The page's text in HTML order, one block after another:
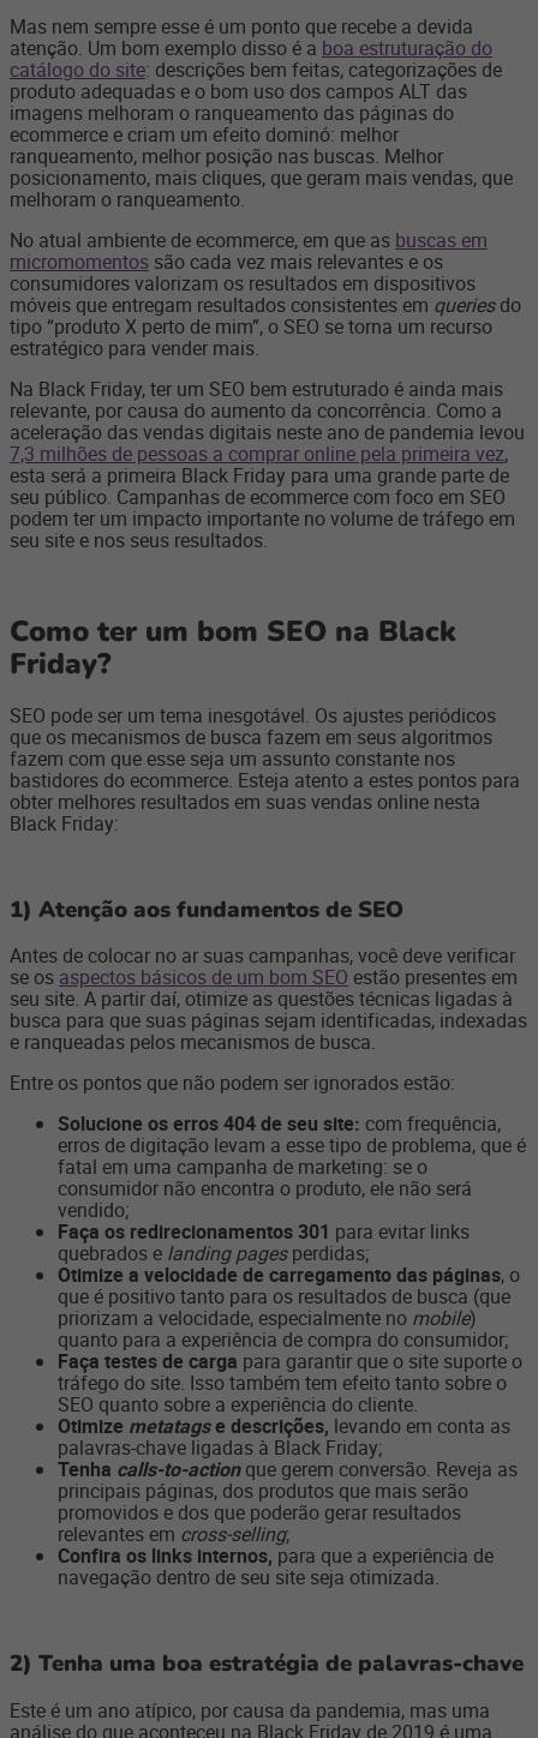
Mas nem sempre esse é um ponto que recebe a devida
atenção. Um bom exemplo disso é a boa estruturação do
catálogo do site: descrições bem feitas, categorizações de
produto adequadas e o bom uso dos campos ALT das
imagens melhoram o ranqueamento das páginas do
ecommerce e criam um efeito dominó: melhor
ranqueamento, melhor posição nas buscas. Melhor
posicionamento, mais cliques, que geram mais vendas, que
melhoram o ranqueamento.
No atual ambiente de ecommerce, em que as buscas em
micromomentos são cada vez mais relevantes e os
consumidores valorizam os resultados em dispositivos
móveis que entregam resultados consistentes em queriesdo
tipo “produto X perto de mim”, o SEO se torna um recurso
estratégico para vender mais.
Na Black Friday, ter um SEO bem estruturado é ainda mais
relevante, por causa do aumento da concorrência. Como a
aceleração das vendas digitais neste ano de pandemia levou
7,3 milhões de pessoas a comprar online pela primeira vez,
esta será a primeira Black Friday para uma grande parte de
seu público. Campanhas de ecommerce com foco em SEO
podem ter um impacto importante no volume de tráfego em
seu site e nos seus resultados.
Como ter um bom SEO na Black
Friday?
SEO pode ser um tema inesgotável. Os ajustes periódicos
que os mecanismos de busca fazem em seus algoritmos
fazem com que esse seja um assunto constante nos
bastidores do ecommerce. Esteja atento a estes pontos para
obter melhores resultados em suas vendas online nesta
Black Friday:
1) Atenção aos fundamentos de SEO
Antes de colocar no ar suas campanhas, você deve verificar
se os aspectos básicos de um bom SEO estão presentes em
seu site. A partir daí, otimize as questões técnicas ligadas à
busca para que suas páginas sejam identificadas, indexadas
e ranqueadas pelos mecanismos de busca.
Entre os pontos que não podem ser ignorados estão:
Solucione os erros 404 de seu site: com frequência,
erros de digitação levam a esse tipo de problema, que é
fatal em uma campanha de marketing: se o
consumidor não encontra o produto, ele não será
vendido;
Faça os redirecionamentos 301 para evitar links
quebrados e landing pagesperdidas;
Otimize a velocidade de carregamento das páginas, o
que é positivo tanto para os resultados de busca (que
priorizam a velocidade, especialmente no mobile)
quanto para a experiência de compra do consumidor;
Faça testes de carga para garantir que o site suporte o
tráfego do site. Isso também tem efeito tanto sobre o
SEO quanto sobre a experiência do cliente.
Otimize metatagse descrições, levando em conta as
palavras-chave ligadas à Black Friday;
Tenha calls-to-action que gerem conversão. Reveja as
principais páginas, dos produtos que mais serão
promovidos e dos que poderão gerar resultados
relevantes em cross-selling;
Confira os links internos, para que a experiência de
navegação dentro de seu site seja otimizada.
2) Tenha uma boa estratégia de palavras-chave
Este é um ano atípico, por causa da pandemia, mas uma
análise do que aconteceu na Black Friday de 2019 é uma